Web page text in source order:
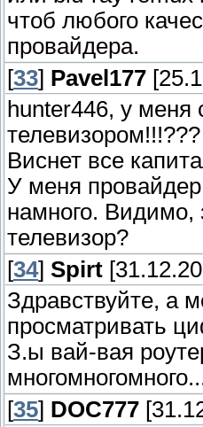
чтоб любого
провайдера.
[33] Pavel177
hunter446, у
телевизором!!!???
Виснет все
У меня
намного. Видимо,
телевизор?
[34] Spirt
Здравствуйте, а
просматривать
З.ы вай-вая
[35] DOC777